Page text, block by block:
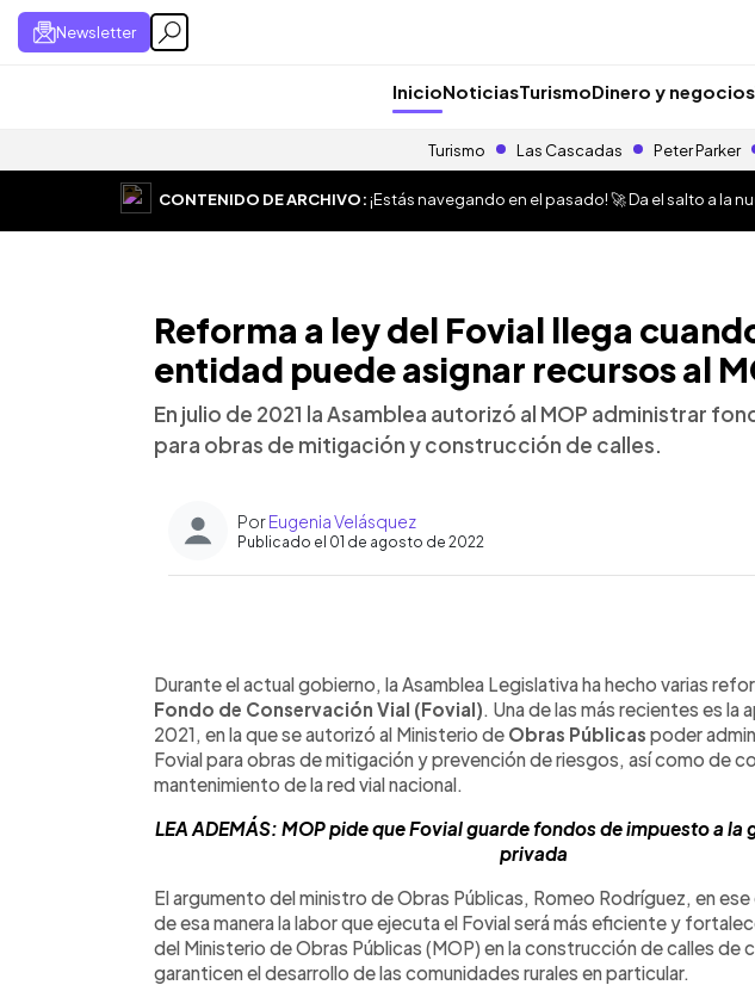
Newsletter
InicioNoticiasTurismoDinero y negocios
Turismo Las Cascadas Peter Parker
CONTENIDO DE ARCHIVO:¡Estás navegando en el pasado! 🚀 Da el salto a la
Reforma a ley del Fovial llega
entidad puede asignar recursos al
En julio de 2021 la Asamblea autorizó al MOP administrar
para obras de mitigación y construcción de calles.
PorEugenia Velásquez
Publicado el 01 de agosto de 2022
► Escuchar artículo
Durante el actual gobierno, la Asamblea Legislativa ha hecho varias
Fondo de Conservación Vial (Fovial). Una de las más recientes es la
2021, en la que se autorizó al Ministerio de Obras Públicas poder
Fovial para obras de mitigación y prevención de riesgos, así como de
mantenimiento de la red vial nacional.
LEA ADEMÁS: MOP pide que Fovial guarde fondos de impuesto a la
privada
El argumento del ministro de Obras Públicas, Romeo Rodríguez, en
de esa manera la labor que ejecuta el Fovial será más eficiente y
del Ministerio de Obras Públicas (MOP) en la construcción de calles de
garanticen el desarrollo de las comunidades rurales en particular.